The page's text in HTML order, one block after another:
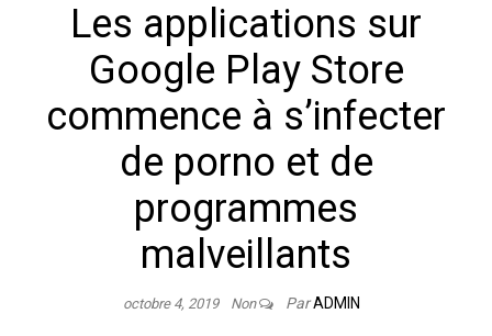
Les applications sur
Google Play Store
commence à s’infecter
de porno et de
programmes
malveillants
octobre 4, 2019 Non ParADMIN